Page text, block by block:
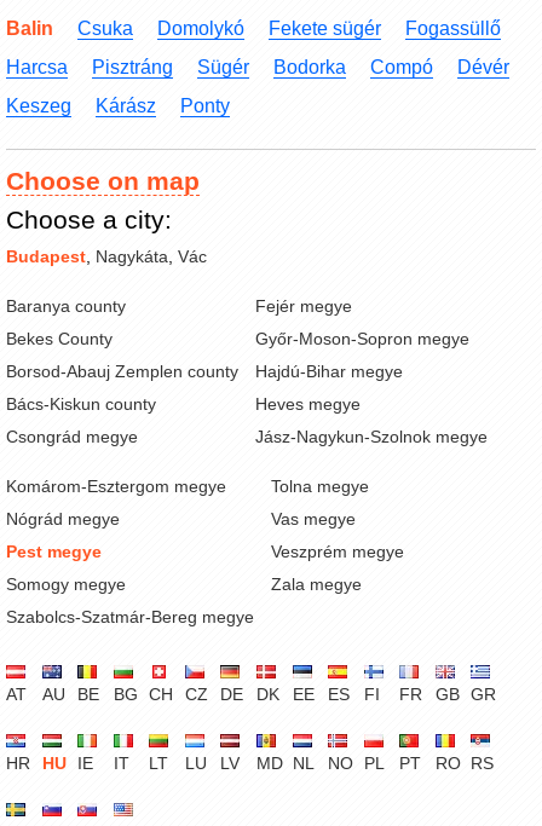
Balin Csuka Domolykó Fekete sügér
Fogassüllő
Harcsa
Pisztráng Sügér Bodorka Compó
Dévér
Keszeg
Kárász Ponty
Choose on map
Choose a city:
Budapest Nagykáta Vác
Baranya county
Bekes County
Borsod-Abauj Zemplen county
Bács-Kiskun county
Csongrád megye
Fejér megye
Győr-Moson-Sopron megye
Hajdú-Bihar megye
Heves megye
Jász-Nagykun-Szolnok megye
Komárom-Esztergom megye
Nógrád megye
Pest megye
Somogy megye
Szabolcs-Szatmár-Bereg megye
Tolna megye
Vas megye
Veszprém megye
Zala megye
AT AU BE BG CH CZ DE DK EE ES FI FR GB GR
HR HU IE IT LT LU LV MD NL NO PL PT RO RS